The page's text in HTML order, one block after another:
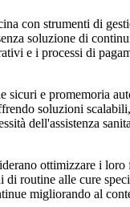
con strumenti di
soluzione di
e i processi di
e promemoria
soluzioni
dell'assistenza
ottimizzare i
di routine alle cure
migliorando al